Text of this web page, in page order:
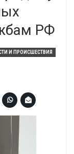
РФ
И ПРОИСШЕСТВИЯ